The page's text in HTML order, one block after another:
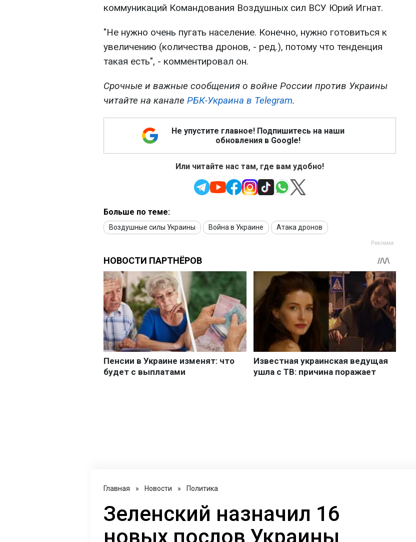
коммуникаций Командования Воздушных сил ВСУ Юрий Игнат.
"Не нужно очень пугать население. Конечно, нужно готовиться к
увеличению (количества дронов, - ред.), потому что тенденция
такая есть", - комментировал он.
Срочные и важные сообщения о войне России против Украины
читайте на канале РБК-Украина в Telegram.
Не упустите главное! Подпишитесь на наши
обновления в Google!
Или читайте нас там, где вам удобно!
Больше по теме:
Воздушные силы Украины Война в Украине Атака дронов
Главная » Новости » Политика
Зеленский назначил 16
новых послов Украины